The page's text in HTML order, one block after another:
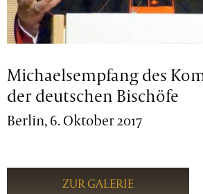
Michaelsempfang des
der deutschen Bischöfe
Berlin, 6. Oktober 2017
ZUR GALERIE